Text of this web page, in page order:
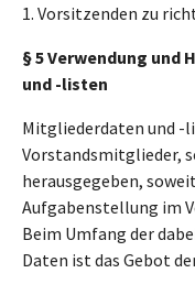
1. Vorsitzenden zu
§ 5 Verwendung und
und -listen
Mitgliederdaten und -
Vorstandsmitglieder,
herausgegeben,
Aufgabenstellung im
Beim Umfang der
Daten ist das Gebot